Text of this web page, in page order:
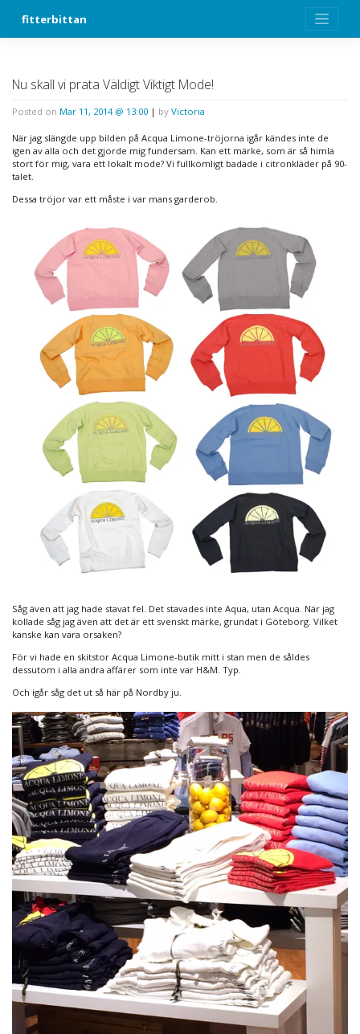
fitterbittan
Nu skall vi prata Väldigt Viktigt Mode!
Posted on Mar 11, 2014 @ 13:00 | by Victoria
När jag slängde upp bilden på Acqua Limone-tröjorna igår kändes inte de
igen av alla och det gjorde mig fundersam. Kan ett märke, som är så himla
stort för mig, vara ett lokalt mode? Vi fullkomligt badade i citronkläder på 90-
talet.
Dessa tröjor var ett måste i var mans garderob.
Såg även att jag hade stavat fel. Det stavades inte Aqua, utan Acqua. När jag
kollade såg jag även att det är ett svenskt märke, grundat i Göteborg. Vilket
kanske kan vara orsaken?
För vi hade en skitstor Acqua Limone-butik mitt i stan men de såldes
dessutom i alla andra affärer som inte var H&M. Typ.
Och igår såg det ut så här på Nordby ju.